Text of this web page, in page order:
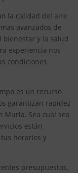
la calidad del aire
avanzados de
y la salud
experiencia nos
condiciones
es un recurso
garantizan rapidez
Murla. Sea cual sea
están
horarios y
presupuestos,